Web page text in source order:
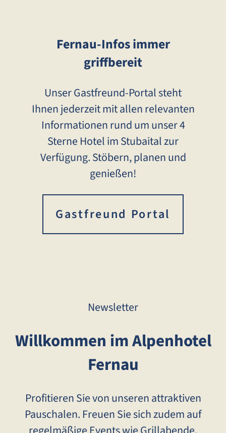
Fernau-Infos immer
griffbereit
Unser Gastfreund-Portal steht
Ihnen jederzeit mit allen relevanten
Informationen rund um unser 4
Sterne Hotel im Stubaital zur
Verfügung. Stöbern, planen und
genießen!
Gastfreund Portal
Newsletter
Willkommen im Alpenhotel
Fernau
Profitieren Sie von unseren attraktiven
Pauschalen. Freuen Sie sich zudem auf